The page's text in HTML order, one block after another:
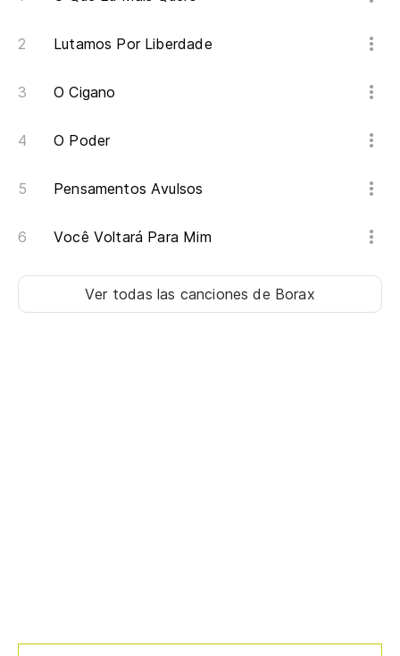
Lutamos Por Liberdade
O Cigano
O Poder
Pensamentos Avulsos
Você Voltará Para Mim
Ver todas las cancionesde Borax